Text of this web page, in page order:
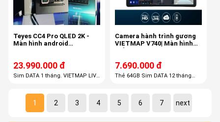
Teyes CC4 Pro QLED 2K -
Màn hình android
23.990.000 đ
Sim DATA 1 tháng. VIETMAP LIVE
Camera hành trình gương
VIETMAP V740| Màn hình
7.690.000 đ
Thẻ 64GB Sim DATA 12 tháng
1 2 3 4 5 6 7 next